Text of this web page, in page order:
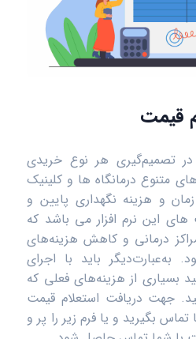
قیمت
تصمیم‌گیری هر نوع خریدی
متنوع درمانگاه ها و کلینیک
و هزینه نگهداری پایین و
های این نرم افزار می باشد که
درمانی و کاهش هزینه‌های
به‌عبارت‌دیگر باید با اجرای
بسیاری از هزینه‌های فعلی که
جهت دریافت استعلام قیمت
بگیرید و یا فرم زیر را پر و